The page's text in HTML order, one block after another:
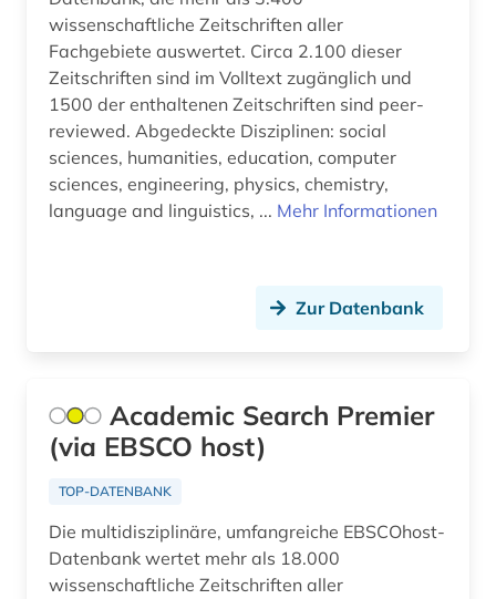
bildungsfinanzierung (1)
bildungsforschung (14)
bildungsgeschichte (1)
bildungsinstitutionen (1)
bildungsinvestition (1)
bildungswesen (8)
bildungökonomie (1)
biographie (3)
wissenschaftliche Zeitschriften aller
Fachgebiete auswertet. Circa 2.100 dieser
Zeitschriften sind im Volltext zugänglich und
1500 der enthaltenen Zeitschriften sind peer-
reviewed. Abgedeckte Disziplinen: social
sciences, humanities, education, computer
sciences, engineering, physics, chemistry,
language and linguistics, ... Mehr Informationen
Zur Datenbank
Academic Search Premier
(via EBSCO host)
TOP-DATENBANK
Die multidisziplinäre, umfangreiche EBSCOhost-
Datenbank wertet mehr als 18.000
wissenschaftliche Zeitschriften aller